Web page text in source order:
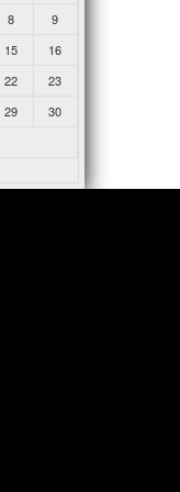
8
9
15
16
22
23
29
30